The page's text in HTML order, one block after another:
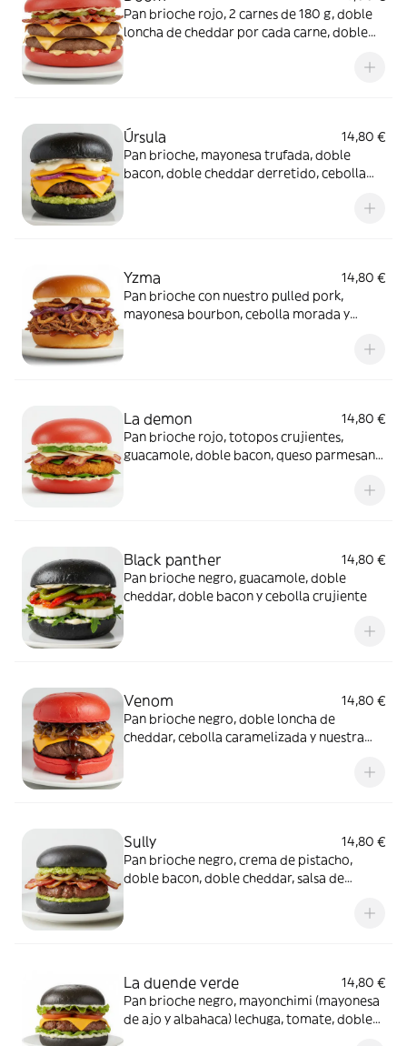
Pan brioche rojo, 2 carnes de 180 g, doble
loncha de cheddar por cada carne, doble
Úrsula
14,80 €
Pan brioche, mayonesa trufada, doble
bacon, doble cheddar derretido, cebolla
Yzma
14,80 €
Pan brioche con nuestro pulled pork,
mayonesa bourbon, cebolla morada y
La demon
14,80 €
Pan brioche rojo, totopos crujientes,
guacamole, doble bacon, queso parmesano
Black panther
14,80 €
Pan brioche negro, guacamole, doble
cheddar, doble bacon y cebolla crujiente
Venom
14,80 €
Pan brioche negro, doble loncha de
cheddar, cebolla caramelizada y nuestra
Sully
14,80 €
Pan brioche negro, crema de pistacho,
doble bacon, doble cheddar, salsa de
La duende verde
14,80 €
Pan brioche negro, mayonchimi (mayonesa
de ajo y albahaca) lechuga, tomate, doble